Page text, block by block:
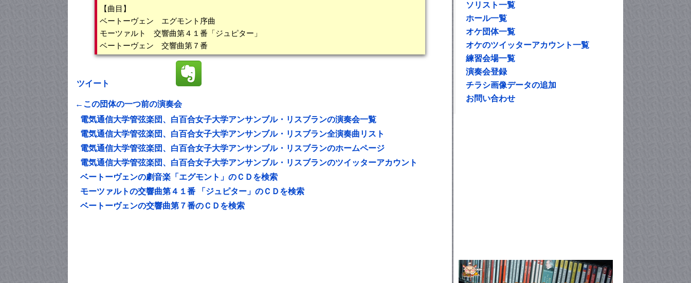
【曲目】
ベートーヴェン エグモント序曲
モーツァルト 交響曲第４１番「ジュピター」
ベートーヴェン 交響曲第７番
ツイート
←この団体の一つ前の演奏会
電気通信大学管弦楽団、白百合女子大学アンサンブル・リスブランの演奏会一覧
電気通信大学管弦楽団、白百合女子大学アンサンブル・リスブラン全演奏曲リスト
電気通信大学管弦楽団、白百合女子大学アンサンブル・リスブランのホームページ
電気通信大学管弦楽団、白百合女子大学アンサンブル・リスブランのツイッターアカウント
ベートーヴェンの劇音楽「エグモント」のＣＤを検索
モーツァルトの交響曲第４１番 「ジュピター」のＣＤを検索
ベートーヴェンの交響曲第７番のＣＤを検索
ソリスト一覧
ホール一覧
オケ団体一覧
オケのツイッターアカウント一覧
練習会場一覧
演奏会登録
チラシ画像データの追加
お問い合わせ